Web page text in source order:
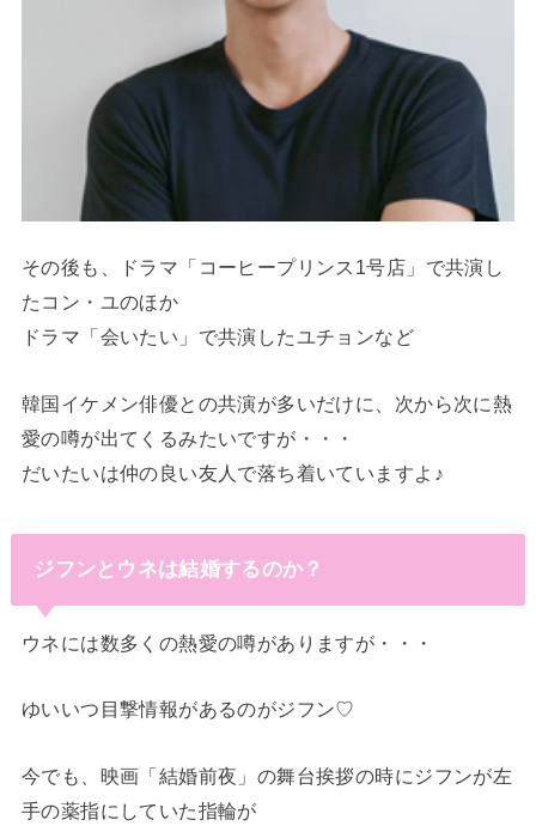
その後も、ドラマ「コーヒープリンス1号店」で共演し
たコン・ユのほか
ドラマ「会いたい」で共演したユチョンなど
韓国イケメン俳優との共演が多いだけに、次から次に熱
愛の噂が出てくるみたいですが・・・
だいたいは仲の良い友人で落ち着いていますよ♪
ジフンとウネは結婚するのか？
ウネには数多くの熱愛の噂がありますが・・・
ゆいいつ目撃情報があるのがジフン♡
今でも、映画「結婚前夜」の舞台挨拶の時にジフンが左
手の薬指にしていた指輪が